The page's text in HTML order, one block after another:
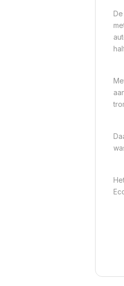
De